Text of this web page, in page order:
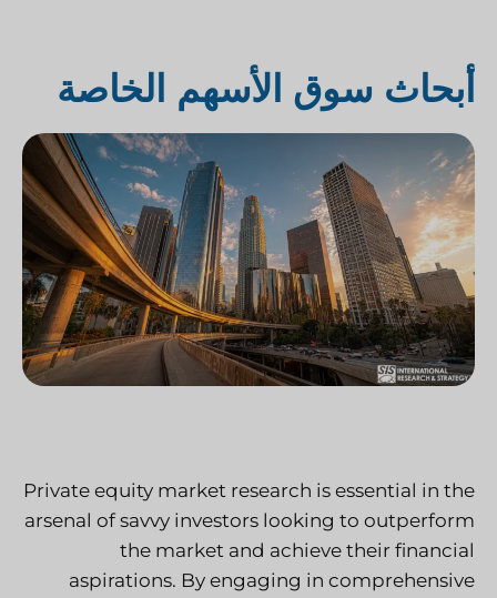
أبحاث سوق الأسهم الخاصة
Private equity market research is essential in the
arsenal of savvy investors looking to outperform
the market and achieve their financial
aspirations. By engaging in comprehensive